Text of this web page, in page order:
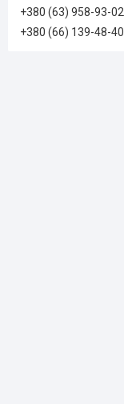
+380 (63) 958-93-02
+380 (66) 139-48-40